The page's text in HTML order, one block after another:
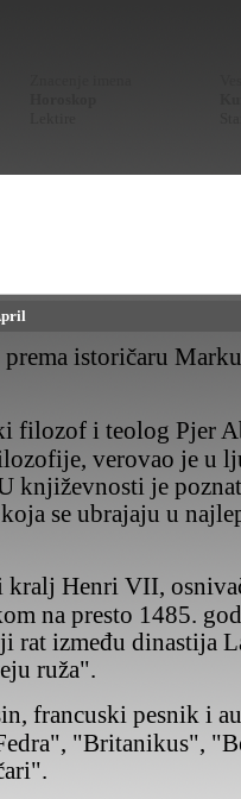
verovao je u
književnosti je
se ubrajaju u
na presto 1485.
rat između dinastija
ruža".
"Britanikus",